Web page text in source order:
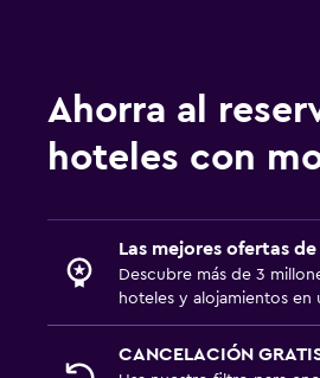
Fax/fotocopiadora
Ahorra al
hoteles con
Las mejores ofertas
Descubre más de 3
hoteles y alojamientos en
CANCELACIÓN